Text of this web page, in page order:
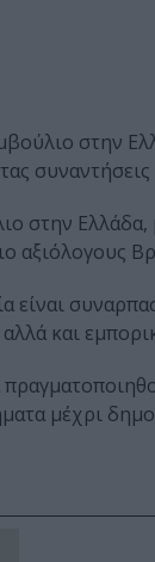
στην
στην
αξιόλογους
είναι
και
μέχρι